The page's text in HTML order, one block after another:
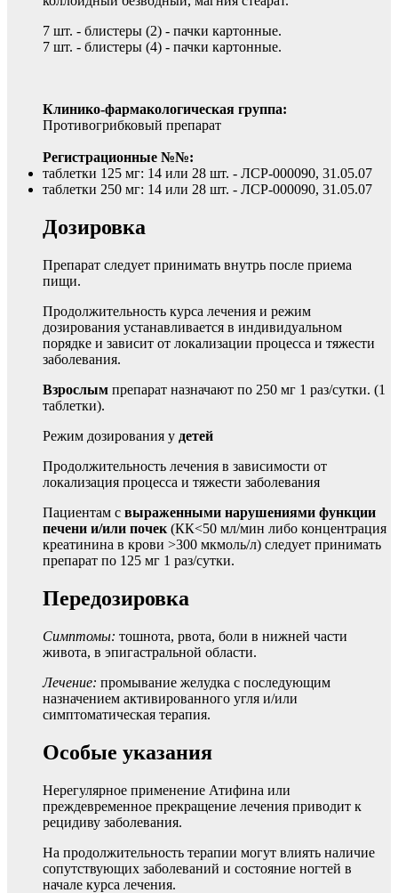
7 шт. - блистеры (2) - пачки картонные.
7 шт. - блистеры (4) - пачки картонные.
Клинико-фармакологическая группа:
Противогрибковый препарат
Регистрационные №№:
таблетки 125 мг: 14 или 28 шт. - ЛСР-000090, 31.05.07
таблетки 250 мг: 14 или 28 шт. - ЛСР-000090, 31.05.07
Дозировка
Препарат следует принимать внутрь после приема
пищи.
Продолжительность курса лечения и режим
дозирования устанавливается в индивидуальном
порядке и зависит от локализации процесса и тяжести
заболевания.
Взрослым препарат назначают по 250 мг 1 раз/сутки. (1
таблетки).
Режим дозирования у детей
Продолжительность лечения в зависимости от
локализация процесса и тяжести заболевания
Пациентам с выраженными нарушениями функции
печени и/или почек (КК<50 мл/мин либо концентрация
креатинина в крови >300 мкмоль/л) следует принимать
препарат по 125 мг 1 раз/сутки.
Передозировка
Симптомы: тошнота, рвота, боли в нижней части
живота, в эпигастральной области.
Лечение: промывание желудка с последующим
назначением активированного угля и/или
симптоматическая терапия.
Особые указания
Нерегулярное применение Атифина или
преждевременное прекращение лечения приводит к
рецидиву заболевания.
На продолжительность терапии могут влиять наличие
сопутствующих заболеваний и состояние ногтей в
начале курса лечения.